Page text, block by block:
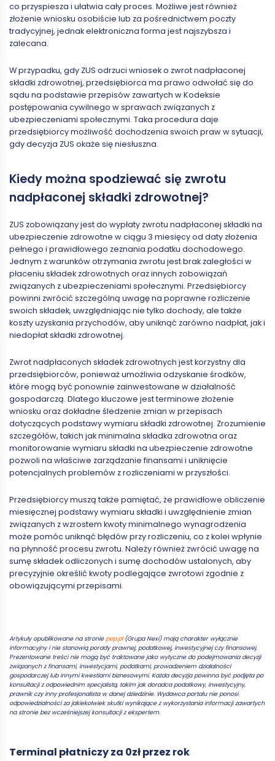
co przyspiesza i ułatwia cały proces. Możliwe jest również
złożenie wniosku osobiście lub za pośrednictwem poczty
tradycyjnej, jednak elektroniczna forma jest najszybsza i
zalecana.
W przypadku, gdy ZUS odrzuci wniosek o zwrot nadpłaconej
składki zdrowotnej, przedsiębiorca ma prawo odwołać się do
sądu na podstawie przepisów zawartych w Kodeksie
postępowania cywilnego w sprawach związanych z
ubezpieczeniami społecznymi. Taka procedura daje
przedsiębiorcy możliwość dochodzenia swoich praw w sytuacji,
gdy decyzja ZUS okaże się niesłuszna.
Kiedy można spodziewać się zwrotu
nadpłaconej składki zdrowotnej?
ZUS zobowiązany jest do wypłaty zwrotu nadpłaconej składki na
ubezpieczenie zdrowotne w ciągu 3 miesięcy od daty złożenia
pełnego i prawidłowego zeznania podatku dochodowego.
Jednym z warunków otrzymania zwrotu jest brak zaległości w
płaceniu składek zdrowotnych oraz innych zobowiązań
związanych z ubezpieczeniami społecznymi. Przedsiębiorcy
powinni zwrócić szczególną uwagę na poprawne rozliczenie
swoich składek, uwzględniając nie tylko dochody, ale także
koszty uzyskania przychodów, aby uniknąć zarówno nadpłat, jak i
niedopłat składki zdrowotnej.
Zwrot nadpłaconych składek zdrowotnych jest korzystny dla
przedsiębiorców, ponieważ umożliwia odzyskanie środków,
które mogą być ponownie zainwestowane w działalność
gospodarczą. Dlatego kluczowe jest terminowe złożenie
wniosku oraz dokładne śledzenie zmian w przepisach
dotyczących podstawy wymiaru składki zdrowotnej. Zrozumienie
szczegółów, takich jak minimalna składka zdrowotna oraz
monitorowanie wymiaru składki na ubezpieczenie zdrowotne
pozwoli na właściwe zarządzanie finansami i uniknięcie
potencjalnych problemów z rozliczeniami w przyszłości.
Przedsiębiorcy muszą także pamiętać, że prawidłowe obliczenie
miesięcznej podstawy wymiaru składki i uwzględnienie zmian
związanych z wzrostem kwoty minimalnego wynagrodzenia
może pomóc uniknąć błędów przy rozliczeniu, co z kolei wpłynie
na płynność procesu zwrotu. Należy również zwrócić uwagę na
sumę składek odliczonych i sumę dochodów ustalonych, aby
precyzyjnie określić kwoty podlegające zwrotowi zgodnie z
obowiązującymi przepisami.
Artykuły opublikowane na stroniepep.pl(Grupa Nexi) mają charakter wyłącznie
informacyjny i nie stanowią porady prawnej, podatkowej, inwestycyjnej czy finansowej.
Prezentowane treści nie mogą być traktowane jako wytyczne do podejmowania decyzji
związanych z finansami, inwestycjami, podatkami, prowadzeniem działalności
gospodarczej lub innymi kwestiami biznesowymi. Każda decyzja powinna być podjęta po
konsultacji z odpowiednim specjalistą, takim jak doradca podatkowy, inwestycyjny,
prawnik czy inny profesjonalista w danej dziedzinie. Wydawca portalu nie ponosi
odpowiedzialności za jakiekolwiek skutki wynikające z wykorzystania informacji zawartych
na stronie bez wcześniejszej konsultacji z ekspertem.
Terminal płatniczy za 0zł przez rok